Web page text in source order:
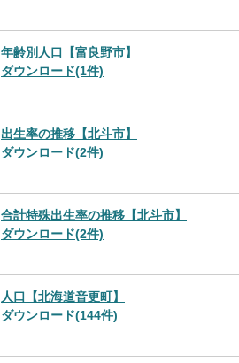
年齢別人口【富良野市】
ダウンロード(1件)
出生率の推移【北斗市】
ダウンロード(2件)
合計特殊出生率の推移【北斗市】
ダウンロード(2件)
人口【北海道音更町】
ダウンロード(144件)